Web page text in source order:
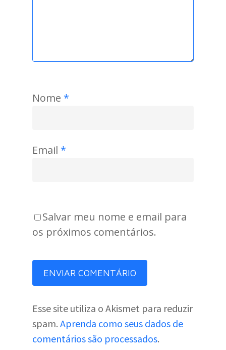
Nome *
Email *
Salvar meu nome e email para
os próximos comentários.
Esse site utiliza o Akismet para reduzir
spam. Aprenda como seus dados de
comentários são processados.